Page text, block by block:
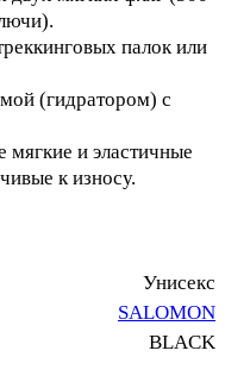
палок или
(гидратором) с
мягкие и эластичные
к износу.
Унисекс
SALOMON
BLACK